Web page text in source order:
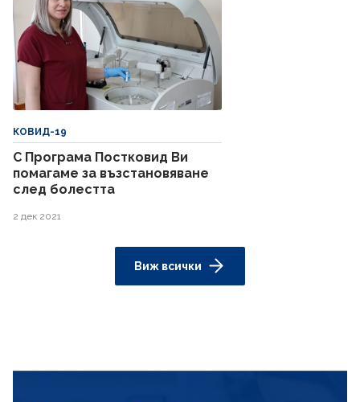
КОВИД-19
С Програма Постковид Ви
помагаме за възстановяване
след болестта
2 дек 2021
Виж всички